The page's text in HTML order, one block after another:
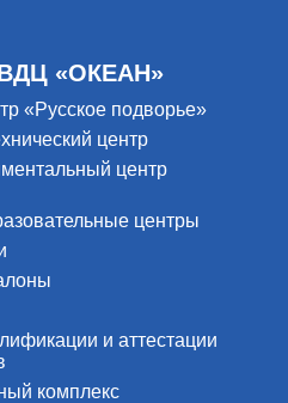
«ОКЕАН»
«Русское подворье»
центр
центр
центры
и аттестации
комплекс